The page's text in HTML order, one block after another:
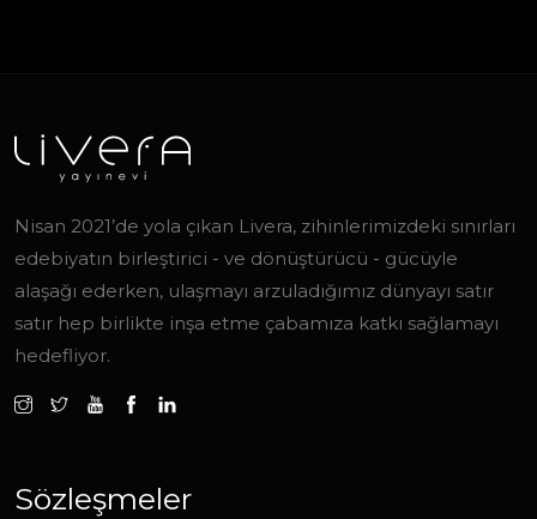
Nisan 2021’de yola çıkan Livera, zihinlerimizdeki sınırları
edebiyatın birleştirici - ve dönüştürücü - gücüyle
alaşağı ederken, ulaşmayı arzuladığımız dünyayı satır
satır hep birlikte inşa etme çabamıza katkı sağlamayı
hedefliyor.
Sözleşmeler